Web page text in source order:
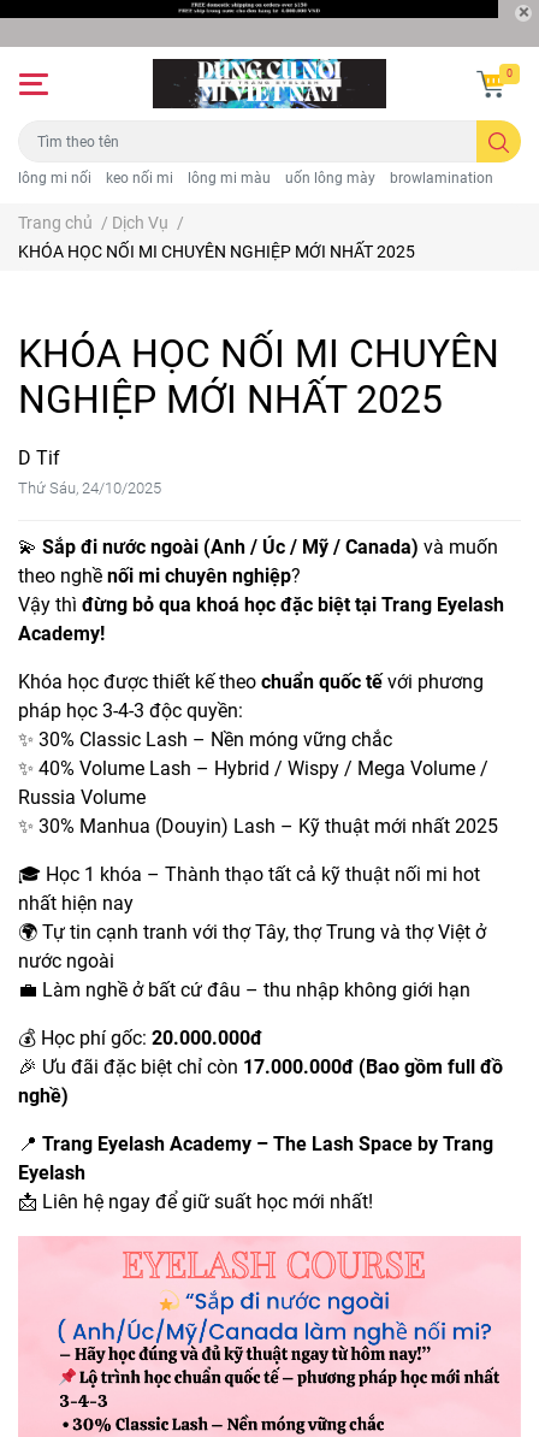
lông mi nối keo nối mi lông mi màu uốn lông mày browlamination
0
Trang chủ / Dịch Vụ /
KHÓA HỌC NỐI MI CHUYÊN NGHIỆP MỚI NHẤT 2025
KHÓA HỌC NỐI MI CHUYÊN
NGHIỆP MỚI NHẤT 2025
D Tif
Thứ Sáu, 24/10/2025
💫 Sắp đi nước ngoài (Anh / Úc / Mỹ / Canada) và muốn
theo nghề nối mi chuyên nghiệp?
Vậy thì đừng bỏ qua khoá học đặc biệt tại Trang Eyelash
Academy!
Khóa học được thiết kế theo chuẩn quốc tế với phương
pháp học 3-4-3 độc quyền:
✨ 30% Classic Lash – Nền móng vững chắc
✨ 40% Volume Lash – Hybrid / Wispy / Mega Volume /
Russia Volume
✨ 30% Manhua (Douyin) Lash – Kỹ thuật mới nhất 2025
🎓 Học 1 khóa – Thành thạo tất cả kỹ thuật nối mi hot
nhất hiện nay
🌍 Tự tin cạnh tranh với thợ Tây, thợ Trung và thợ Việt ở
nước ngoài
💼 Làm nghề ở bất cứ đâu – thu nhập không giới hạn
💰 Học phí gốc: 20.000.000đ
🎉 Ưu đãi đặc biệt chỉ còn 17.000.000đ (Bao gồm full đồ
nghề)
📍 Trang Eyelash Academy – The Lash Space by Trang
Eyelash
📩 Liên hệ ngay để giữ suất học mới nhất!